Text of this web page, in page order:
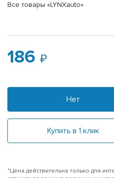
Все товары «LYNXauto»
186
Нет
Купить в 1 клик
*Цена действительна только для